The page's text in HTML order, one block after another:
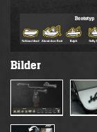
Bilder